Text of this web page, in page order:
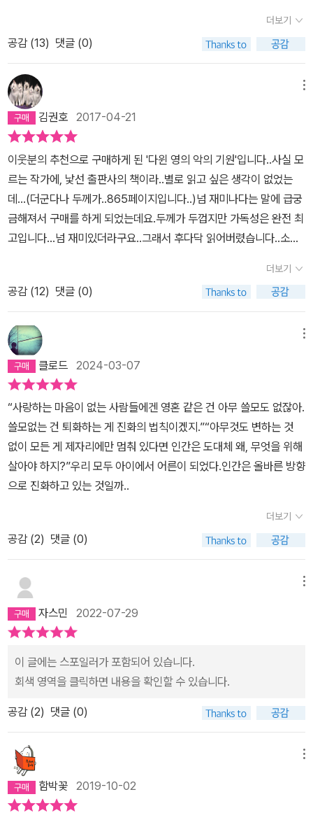
위 지구 가정을 급습해서 폭동에 가담한 혐의를 받는 남자를 끌고 가
구제할 방법이 없었지. 상위 지구는 그 분위기에서 자유로웠지만, 어
쩌면 그게 누군가에겐 더 큰 공포를 주었을 수도 있지. 평온한 삶을 살
고 있다가 어느 날 갑자기 제이가 자신의 정체를 찾아 척결하겠다는
미싱 링크 범죄추리소설이자 법소설이기도 한 이 작품은 그러나 주요
하게는 인물들 간의 오해와 자기 고백을 통해 인간은 어느 누구도 결
코 온전하게 이해받지 못하고, 이해할 수 없다는 것을 설득력 있게 보
여준다. 니스와 러너, 버즈, 조이가 독백으로 들려주는 자신의 십 대
시절은 현재 이들의 모습과는 많이 다르다. 이들이 기억하는 그 시절
의 제이 역시 제각각 다른 모습이다. 니스가 보기에 제이는 가혹할 정
도로 스스로에게도 엄격한 재판관이자, 모든 인간관계에서 순결무구
학교를 택할 정도로 위대한 인간인 것이다. 그러나 동생 조이가 기억
하는 형은 죽이고 싶을 정도로 자신과 어머니를 괴롭힌 못된 인간일
뿐이다. 버즈는 제이가 프라임스쿨에 가지 않은 게 아니라 아버지 해
리 헌터가 종용한 것임을 알고 있었다. 그리고 제이가 그토록 자랑스
러워한 아버지가 실은 제이에게 큰 상처였다는 것도. 제이는 태양이
었다. 살다 보면 자연스레 친구와 동료들의 중심에 서게 되는 사람이
있는데, 제이가 바로 그런 사람이었다. 제이는 1지구의 적통 ‘도련
님’이면서도 늘 모험을 꿈꿨다. 프라임스쿨 입학시험에 합격했으면서
도 “너희들이랑 노는 게 더 좋아.”라며 그 명예를 간단히 비웃어 버렸
운을 가지고 태어난 내 친구 제이 헌터. 단 한 번이라도, 한순간이라도
제이는 고통이란 걸 겪은 적이 있을까. 마음이 무너지는 느낌을 받은
적이 있을까. 아버지가 저지른 죄 때문에 자신의 존재가 더럽혀지는
기분을 맛본 적이 있을까. 뿌리 없는 존재가 되어 어딘가로 날아가 버
리고 싶었던 적이 있었을까. 그럴 리가……. 제이는 순결했다. 그리고
자기가 순결한 만큼 다른 사람들도 순결하기를 바랐다. (464~465
쪽) 다윈 영의 악의 기원 가장 놀라운 것은 다윈 영의 진화이다. 기후
가 전혀 다른 환경에서 자란 일란성 쌍둥이처럼 어느 순간 완전히 달
라진 다윈은 이후 그 쌍둥이의 존재조차 자기 안으로 흡수해 어딘가
로움을 견디고 성장하는 모습은 한편으로는 서늘하기도 하다. 너무
순수했고, 지루할 만큼 평등했고, 지나치게 자기 아버지를 사랑했던
다윈. 그런 사람은 루미 말대로 아무리 나이를 먹어도 영원히 아이일
것이다. 어쩌면 작가는 다윈을 통해 사람은 누구나 타인은 들을 수 없
는 자기만의 목소리로 자신과 이야기한다는 점을 보여주고 싶었는지
도 모른다. 더 나아가 모든 인간은 과거에서 유래했지만 자연과 달리
박지리 님의 작품들을 좀더 찾아 읽어봐야겠구나. 자, 그럼 오늘은 박
지리 님의 마지막 작품이 된, 역작 <다윈 영의 악의 기원>에 대한 이
야기를 해줄게…1.800페이지가 넘는 이야기다 보니, 구성도 복잡하
고, 등장인물도 많이 나와서 너희들에게 잘 설명할 수 있을지 모르겠
지만, 에라모르겠다 정신으로 해볼게. 제대로 설명이 안되면 그 나름
대로 스포일러가 덜 될 수 있다는 생각으로… 소설의 시대적 배경은
정확히 모르겠더구나. 인류 역사상 없는 시스템이라서 미래인 것 같
은데, 핸드폰이나 인터넷이없는 것으로 보아 과거인 것 같기도 하고…
음. 평행 우주의또다른 지구에서 벌어진 일일까? 아무튼, 소설의 배
경이 되는세상을 이야기하면, 철저한 신분 사회란다. 1지구부터 9지
구로 사람들뿐만 아니라 구역도 나뉘어져 있어. 각 지구간의 이동도
제한적이고, 발전 수준도 달라서 1지구와 9지구는 천지 차이였어. 이
위해서 9지구가 주도하여 폭동이일어난 적이 있단다. 12월의 폭동이
라고 불렀는데, 이 결국실패로 돌아갔고, 그 사건 이후 차별은 더욱 심
해졌고, 지구간이동도 더 어려워졌단다.…주인공 다윈 영은 1지구에
살고 있는 16살 남학생이었어. 프라임스쿨이라고 1지구에서도 엘리
트만 다니는 최고 명문에 다니고 있었어. 다윈 영의아버지 니스 영은
문체부 차관인데, 문체부 차관은 미래의 대통령 자리라고 부를 정도
로 명망 있는 지위였단다. 그러니까 다윈 영의 집안은 명문 가문이라
고 할 수 있어. 다윈 영이다니는 명문 프라임스쿨에 대해 좀더 이야기
를 해보면, 나라의 인재를 키우는 곳으로 유명한데 모든 학생들이기
숙 생활을 한단다. 예전에는 학기 내내 기숙생활을 했는데, 얼마전부
터 한 달에 한번 주말에 집에 갈 수 있었어. 그때마다 다윈 영은 아버
지 니스 영과 함께 할아버지러너 영을 뵈러 갔단다. 어머니가 돌아가
시고 안 계신 것만 빼고는 참 보기 집안 분위가가 좋은 것 같구나.2.
니스 영은 매년 어렸을 때 죽은 친구의 추도식을 주최하고 참석한단
하고 있단다. 그 친구의 이름은 제이 헌터였어. 다윈 영은 아버지를 따
라 해마다추도식에 참석하고 있어. 죽은 제이의 동생 조이도 참석을
하고, 조이의딸 루미도 참석을 하는데, 다윈 영이 루미를 몰래 짝사랑
에 버금가는 여학교인 프리메라 여학교에다니고 있었어. 올해 추도식
에 니스 영의 오랜 친구 버즈 마살이 찾아왔단다. 버즈 마샬은 유명한
다큐멘터리 감독으로 버즈미디어의 대표야. 그리고버즈 마샬의 아들
고 약간 반항기도있고, 돌출 행동도 해서 프라임스쿨에서 벌도 받고
그랬어. 다윈영과 레오 마샬은 반은 달라서 서로 모르고 지냈는데, 추
도식 이후 학교에서 우연히 만나 친한 친구 사이가되었단다.…추도식
이 끝나고 얼마 뒤에 다윈 영은 루미로부터 연락을 받았어. 제이 삼촌
낯선 것이 아니어서 진입과 상상이 쉽고, 미성년인 주인공 캐릭터들
의 의도된 듯한 순수함음 차별과 편견을 도드라지게 보여주는 장치가
된다. 악의 없고 무해한 인물들의 서사가 지루해질 무렵 이 이야기의
본질이 드러난다.오류라는 오명에서 도망치려는 발버둥이 이야기를
진창으로, 한 가족의 타락으로 이끈다. 최고임이 증명되는 자들만이
세계를 이루는 곳은 최고의 자리에서 밀려나는 것이 죽음과 다르지
않기 때문일 것이다. 그리고 진실을 추적하는 멈춰있지 않은 인간이
자만과 편견으로 똘똘 뭉쳐진 외곬수라는 것, 그 자는 결코 진실을 알
수 없다는 점도 무척 역설적이다. 해피엔딩은 없다. 새로운 세대에 악
의 씨앗이 싹을 틔우고 순식간에 타인을 압도하는 성장을 한다. 암울
하지만 마음에 드는 결론이다. 정의의 실현은 나의 유전자 트리가 붕
괴되는 것을 지켜보는 것보다 하찮은 일. 종의 기원....모든 종은 사실
자신의 유전자를 지켜내는 일에 전투적으로 임하고 있고, 전쟁처럼
보존시킨 유전자와 그것이 품고 있는 악이 같은 방식으로 지켜지고
다는 말을 들은 것도 같은데 몹시 어둡고 우울한 미래 세계가 기대되
는 바다. - 나는 법을 만드는 일과 울타리를 치는 일은 원시적으로 동
질적인 작업이라고 생각한다. 다시 말해 역사를 거슬러 올라가 보면
법을 처음 제정했던 인류의 정신과 자신의 집에 처음으로 울타리를
둘렀던 인류의 정신 사이에 큰 차이가 없었을 것이라는 거지. - 163-
교수님은 법 제정을 모두의 집에 공평하게 울타리를 쳐주는 일에 비
유하셨지만 현실에서 누구의 집에 어느 정도의 범위와 높이로 울타리
를 칠지는 1지구의 식견에 따라 달라지는 것 아닙니까? 그것도 다른
지구의 삶은 전혀 알지 못하고 알려고도 하지 않는, 이 외딴 프라임스
인’이라는 문구를 붙여서는 안 될 것 같은데요. - 165- 뭐가 위선이라
는 거야? 자기가 있는 곳을 비판하는 게? 내가 보고 있는 세계를 비판
하지 못하면 도대체 뭘 비판할 수 있는데? 천국을 비판할까, 있는지
없는지 왜 사람들을 헷갈리게 하냐고? 너희들은 지옥에 떨어질까 무
서워서 그런 생각도 못하지? 너희들이야말로 똑똑히 들어 둬. 내가
위선자라면 너희는 머리가 굳은 머저리들이야. 위선자는 최소한 뭐가
옳고 그른지라도 알지만 너희 같은 머저리들은 태어나 죽을 때까지
그런 걸 따져 볼 생각조차 못하지. - 169- 제목만으로도 완벽한 책이
니까. 종의 기원이라니, 꼭 이 세상 모든 질문의 해답이 되는 문구같지
마다 꼭 내가 인류의 비밀을 푸는 학자가 된 것 같은 기분이 든단다. -
3462019. mar.
더보기
공감 (13) 댓글 (0)
김권호 2017-04-21
이웃분의 추천으로 구매하게 된 '다윈 영의 악의 기원'입니다..사실 모
르는 작가에, 낯선 출판사의 책이라..별로 읽고 싶은 생각이 없었는
데...(더군다나 두께가..865페이지입니다..)넘 재미나다는 말에 급궁
금해져서 구매를 하게 되었는데요.두께가 두껍지만 가독성은 완전 최
고입니다...넘 재미있더라구요..그래서 후다닥 읽어버렸습니다..소설
도 하기에는 좀 애매한데요...사회는 1지구부터 9지구까지 이루어져
있고....상위, 중위, 하위의 사회로 구성되어있습니다특히 '9지구'는 6
0년전 폭동이 실패한후 버려진 곳이며...살인과 폭동이 횡행하는 곳
이라며 어느지구사람들도 가기에 두려워 하는 곳인데요..주인공 '다
윈 영'은 부와 권력이 몰려있는 '1지구'의 오만명의 아이들중..겨우 20
0명만 들어간다는 최고의 학교 '프라임 스쿨'의 모범생입니다..소설은
그가 한달에 한번, 집으로 돌아오는날 문교부 차관인 아버지 '니스
영'의 절친이였던 '제이 헌터'의 추도식에 참여하는 장면으로 시작되
는데요그런데 '다윈 영'이 추도식을 가는 이유는..사실..'제이 헌터'의
조카인 '루미 헌터'때문이였는데요..'루미 헌터'를 만난 그는...자신의
삼촌 '제이'의 의문의 죽음 이야기를 듣게 됩니다.'제이'는 9지구의 '강
도'들에게 살해당했다고 하지만..'루미'는 살인범이 '제이'가 아는 사람
이였으며..그의 살인을 덮을정도로 권력이 있는 자라고 생각을 하고
있는데요..그래서 이런 무의미한 '추도식'보다는 ..삼촌의 죽음의 진실
로 돌아온 '다윈'그는 '오래된 물건'을 서로 교환하는날...'레오'와 만나
게 되고그와 할아버지의 다락에서 발견한 '오래된 후드'를 교환하고
친구가 되는데요.그러나 '레오'는 '후드'를 입고 친구들과 무단으로 학
들보다 유독 혹독한 처벌을 받는 '레오'사실 '할아버지'의 '후드'에는
다른 비밀이 담겨있었는데 말입니다.다시 휴가를 맞이하여 집으로 돌
아온 '다윈'은 '루미'에게 연락하고'다윈'과 '루미'는 '제이'의 죽음의 진
두 두려워하는 '9지구'로 향하는데요그러나 그들이 말한 '9지구'는 상
상하던 모습과 너무 달랐는데요...진실을 찾는 세명의 주인공 '다
윈','루미','레오'그리고 진실을 감추고 있는 어른들...마지막 결말은 정
말 충격적이였는데요..사실 범인과 왜 그 범인이 그런일을 했는지 대
더보기
공감 (12) 댓글 (0)
클로드 2024-03-07
“사랑하는 마음이 없는 사람들에겐 영혼 같은 건 아무 쓸모도 없잖아.
쓸모없는 건 퇴화하는 게 진화의 법칙이겠지.”“아무것도 변하는 것
없이 모든 게 제자리에만 멈춰 있다면 인간은 도대체 왜, 무엇을 위해
살아야 하지?”우리 모두 아이에서 어른이 되었다.인간은 올바른 방향
으로 진화하고 있는 것일까..
더보기
공감 (2) 댓글 (0)
자스민 2022-07-29
이 글에는 스포일러가 포함되어 있습니다.
회색 영역을 클릭하면 내용을 확인할 수 있습니다.
공감 (2) 댓글 (0)
함박꽃 2019-10-02